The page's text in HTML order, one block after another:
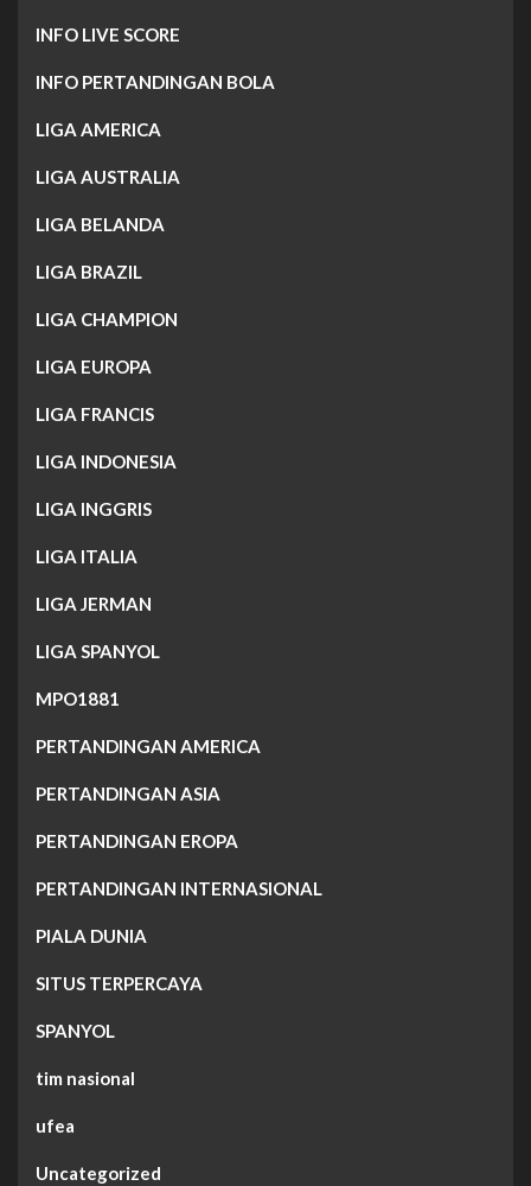
INFO LIVE SCORE
INFO PERTANDINGAN BOLA
LIGA AMERICA
LIGA AUSTRALIA
LIGA BELANDA
LIGA BRAZIL
LIGA CHAMPION
LIGA EUROPA
LIGA FRANCIS
LIGA INDONESIA
LIGA INGGRIS
LIGA ITALIA
LIGA JERMAN
LIGA SPANYOL
MPO1881
PERTANDINGAN AMERICA
PERTANDINGAN ASIA
PERTANDINGAN EROPA
PERTANDINGAN INTERNASIONAL
PIALA DUNIA
SITUS TERPERCAYA
SPANYOL
tim nasional
ufea
Uncategorized